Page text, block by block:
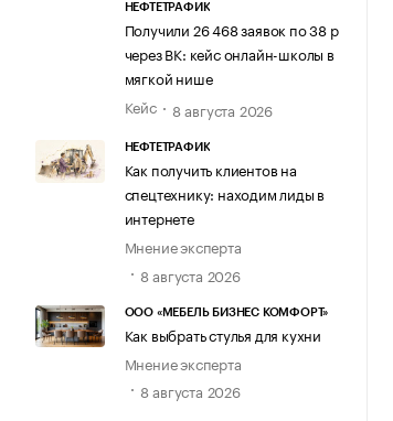
НЕФТЕТРАФИК
Получили 26 468 заявок по 38 р
через ВК: кейс онлайн-школы в
мягкой нише
Кейс
8 августа 2026
НЕФТЕТРАФИК
Как получить клиентов на
спецтехнику: находим лиды в
интернете
Мнение эксперта
8 августа 2026
ООО «МЕБЕЛЬ БИЗНЕС КОМФОРТ»
Как выбрать стулья для кухни
Мнение эксперта
8 августа 2026